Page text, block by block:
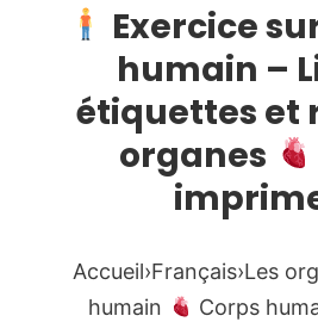
Exercice
humain –
étiquettes et
organes
Accueil›Français›Les
humain
Corps